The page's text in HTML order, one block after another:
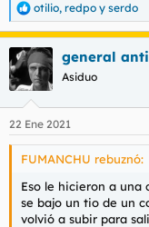
R
e
a
c
c
i
e
s
otilio, redpo y serdo
general
Asiduo
22 Ene 2021
FUMANCHU rebuznó:
Eso le hicieron a una
se bajo un tio de un
volvió a subir para